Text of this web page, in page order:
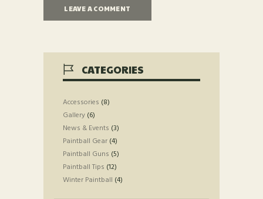
CATEGORIES
Accessories (8)
Gallery (6)
News & Events (3)
Paintball Gear (4)
Paintball Guns (5)
Paintball Tips (12)
Winter Paintball (4)